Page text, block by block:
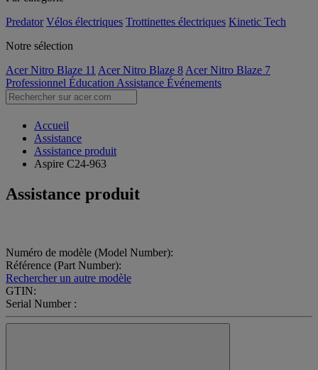
Predator Vélos électriques Trottinettes électriques Kinetic Tech
Notre sélection
Acer Nitro Blaze 11 Acer Nitro Blaze 8 Acer Nitro Blaze 7
Professionnel Éducation Assistance Événements
Accueil
Assistance
Assistance produit
Aspire C24-963
Assistance produit
Numéro de modèle (Model Number):
Référence (Part Number):
Rechercher un autre modèle
GTIN:
Serial Number :